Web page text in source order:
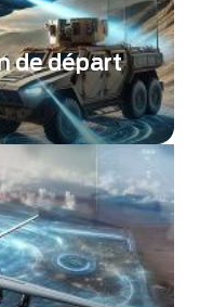
de départ
d
(DDM)
plateformes